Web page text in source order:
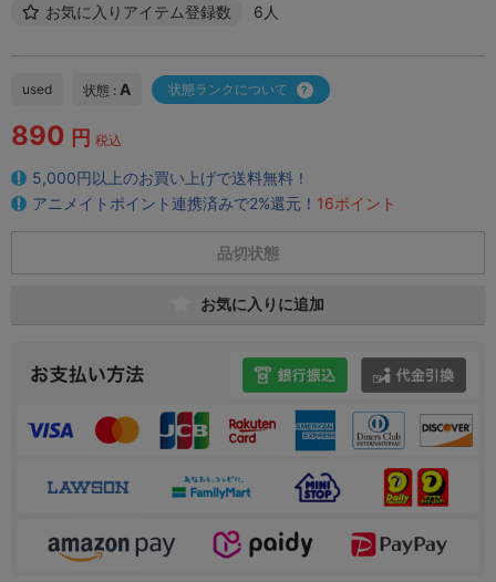
お気に入りアイテム登録数 6人
used 状態 : A 状態ランクについて
890 円 税込
5,000円以上のお買い上げで送料無料！
アニメイトポイント連携済みで2%還元！ 16ポイント
品切状態
お気に入りに追加